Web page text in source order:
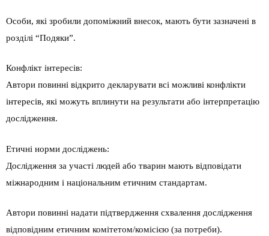
Особи, які зробили допоміжний внесок, мають бути зазначені в
розділі “Подяки”.
Конфлікт інтересів:
Автори повинні відкрито декларувати всі можливі конфлікти
інтересів, які можуть вплинути на результати або інтерпретацію
дослідження.
Етичні норми досліджень:
Дослідження за участі людей або тварин мають відповідати
міжнародним і національним етичним стандартам.
Автори повинні надати підтвердження схвалення дослідження
відповідним етичним комітетом/комісією (за потреби).